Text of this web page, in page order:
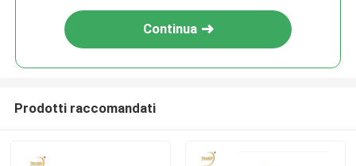
Continua
Prodotti raccomandati